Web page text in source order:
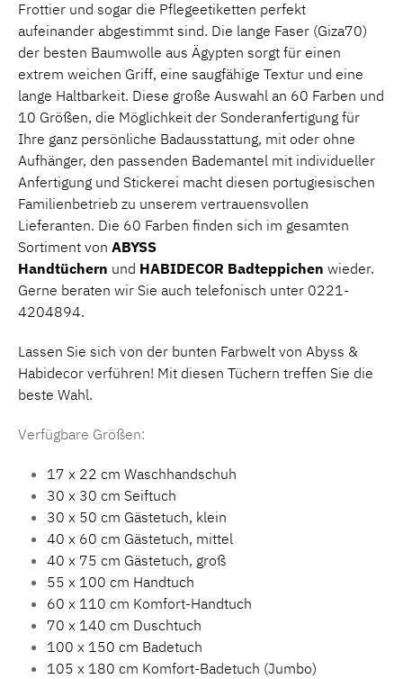
Frottier und sogar die Pflegeetiketten perfekt
aufeinander abgestimmt sind. Die lange Faser (Giza70)
der besten Baumwolle aus Ägypten sorgt für einen
extrem weichen Griff, eine saugfähige Textur und eine
lange Haltbarkeit. Diese große Auswahl an 60 Farben und
10 Größen, die Möglichkeit der Sonderanfertigung für
Ihre ganz persönliche Badausstattung, mit oder ohne
Aufhänger, den passenden Bademantel mit individueller
Anfertigung und Stickerei macht diesen portugiesischen
Familienbetrieb zu unserem vertrauensvollen
Lieferanten. Die 60 Farben finden sich im gesamten
Sortiment von ABYSS
Handtüchern und HABIDECOR Badteppichen wieder.
Gerne beraten wir Sie auch telefonisch unter 0221-
4204894.
Lassen Sie sich von der bunten Farbwelt von Abyss &
Habidecor verführen! Mit diesen Tüchern treffen Sie die
beste Wahl.
Verfügbare Größen:
17 x 22 cm Waschhandschuh
30 x 30 cm Seiftuch
30 x 50 cm Gästetuch, klein
40 x 60 cm Gästetuch, mittel
40 x 75 cm Gästetuch, groß
55 x 100 cm Handtuch
60 x 110 cm Komfort-Handtuch
70 x 140 cm Duschtuch
100 x 150 cm Badetuch
105 x 180 cm Komfort-Badetuch (Jumbo)